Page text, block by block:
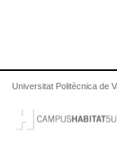
Universitat Politècnica de